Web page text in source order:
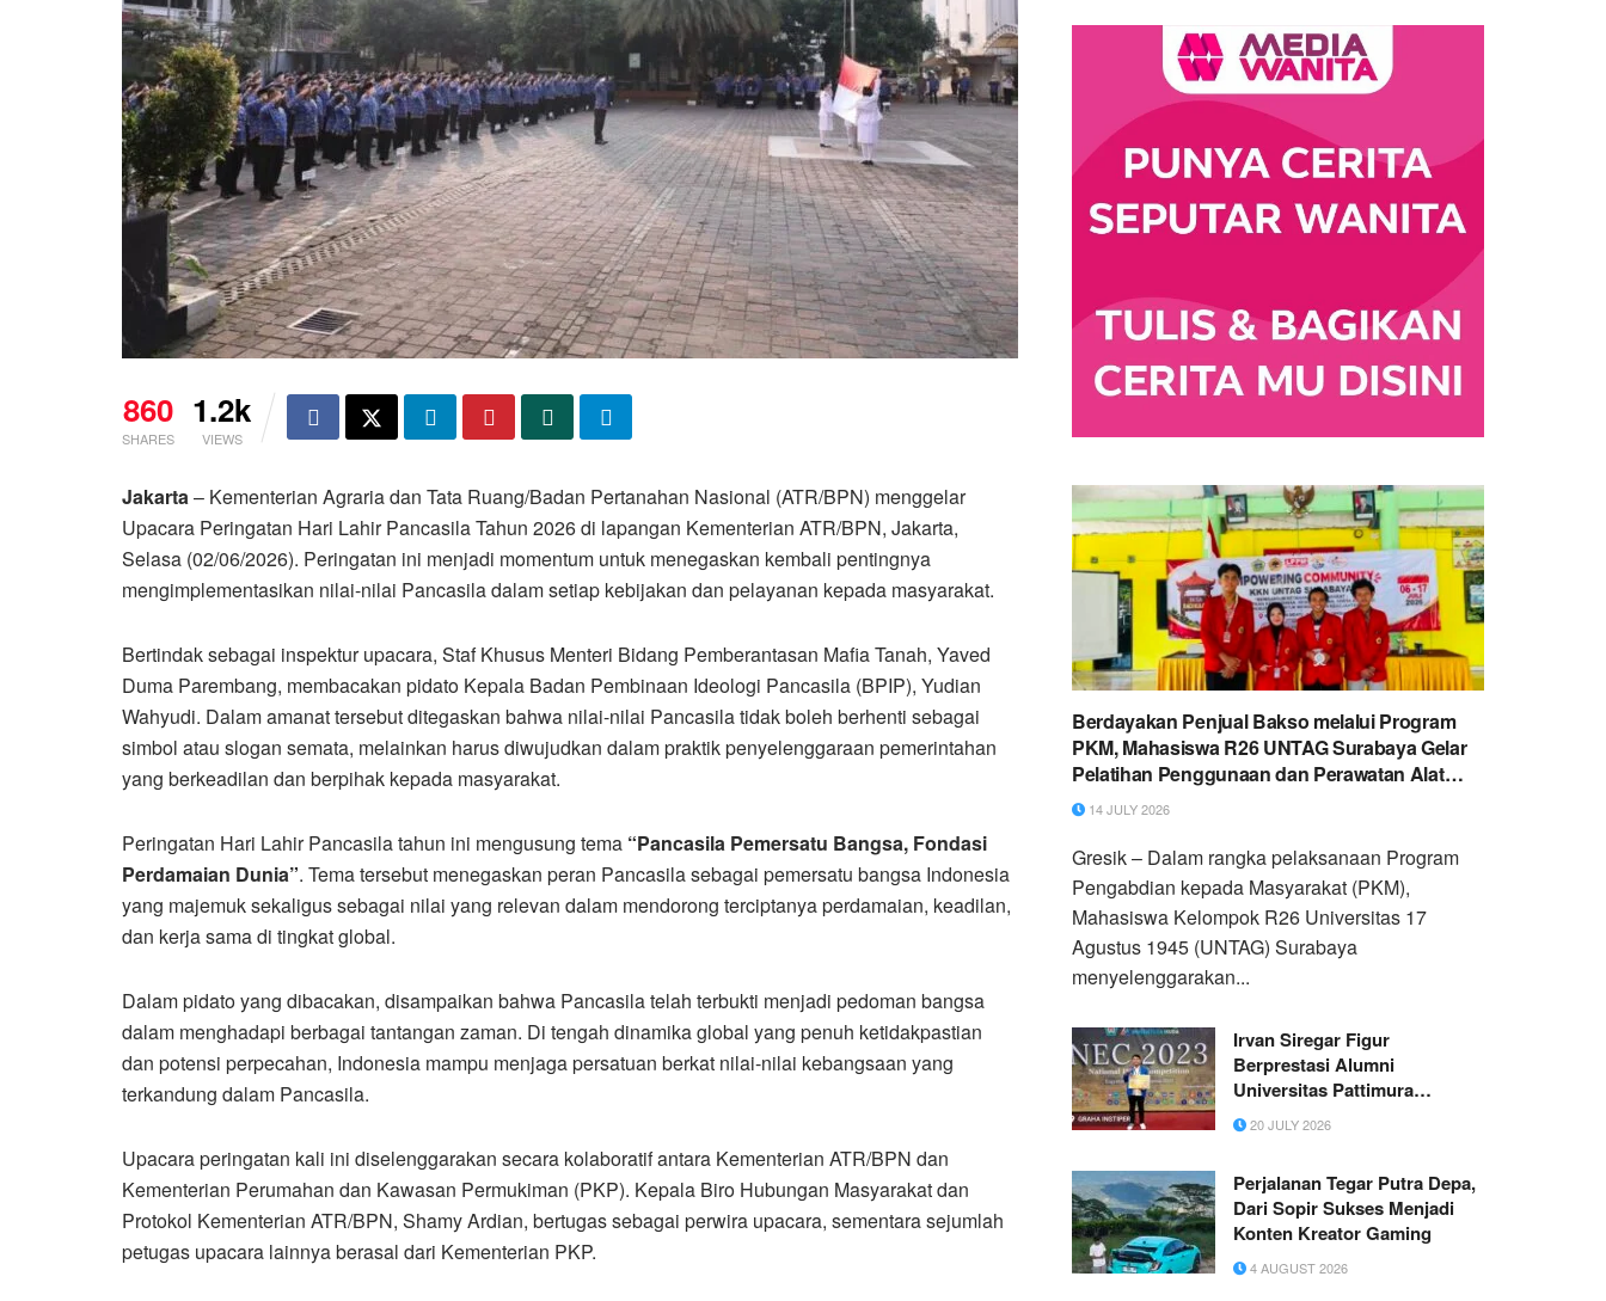
860
SHARES
1.2k
VIEWS
Jakarta– Kementerian Agraria dan Tata Ruang/Badan Pertanahan Nasional (ATR/BPN) menggelar
Upacara Peringatan Hari Lahir Pancasila Tahun 2026 di lapangan Kementerian ATR/BPN, Jakarta,
Selasa (02/06/2026). Peringatan ini menjadi momentum untuk menegaskan kembali pentingnya
mengimplementasikan nilai-nilai Pancasila dalam setiap kebijakan dan pelayanan kepada masyarakat.
Bertindak sebagai inspektur upacara, Staf Khusus Menteri Bidang Pemberantasan Mafia Tanah, Yaved
Duma Parembang, membacakan pidato Kepala Badan Pembinaan Ideologi Pancasila (BPIP), Yudian
Wahyudi. Dalam amanat tersebut ditegaskan bahwa nilai-nilai Pancasila tidak boleh berhenti sebagai
simbol atau slogan semata, melainkan harus diwujudkan dalam praktik penyelenggaraan pemerintahan
yang berkeadilan dan berpihak kepada masyarakat.
Peringatan Hari Lahir Pancasila tahun ini mengusung tema “Pancasila Pemersatu Bangsa, Fondasi
Perdamaian Dunia”. Tema tersebut menegaskan peran Pancasila sebagai pemersatu bangsa Indonesia
yang majemuk sekaligus sebagai nilai yang relevan dalam mendorong terciptanya perdamaian, keadilan,
dan kerja sama di tingkat global.
Dalam pidato yang dibacakan, disampaikan bahwa Pancasila telah terbukti menjadi pedoman bangsa
dalam menghadapi berbagai tantangan zaman. Di tengah dinamika global yang penuh ketidakpastian
dan potensi perpecahan, Indonesia mampu menjaga persatuan berkat nilai-nilai kebangsaan yang
terkandung dalam Pancasila.
Upacara peringatan kali ini diselenggarakan secara kolaboratif antara Kementerian ATR/BPN dan
Kementerian Perumahan dan Kawasan Permukiman (PKP). Kepala Biro Hubungan Masyarakat dan
Protokol Kementerian ATR/BPN, Shamy Ardian, bertugas sebagai perwira upacara, sementara sejumlah
petugas upacara lainnya berasal dari Kementerian PKP.
Berdayakan Penjual Bakso melalui Program
PKM, Mahasiswa R26 UNTAG Surabaya Gelar
Pelatihan Penggunaan dan Perawatan Alat
Penggiling Daging Manual
14 JULY 2026
Gresik – Dalam rangka pelaksanaan Program
Pengabdian kepada Masyarakat (PKM),
Mahasiswa Kelompok R26 Universitas 17
Agustus 1945 (UNTAG) Surabaya
menyelenggarakan...
Irvan Siregar Figur
Berprestasi Alumni
Universitas Pattimura
Tunjukkan Kualitas Akademik
Nasional Berawal dari
Kompetisi Ilmiah
20 JULY 2026
Perjalanan Tegar Putra Depa,
Dari Sopir Sukses Menjadi
Konten Kreator Gaming
4 AUGUST 2026